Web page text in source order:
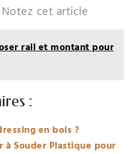
Notez cet article
rail et montant pour
:
en bois ?
à Souder Plastique pour